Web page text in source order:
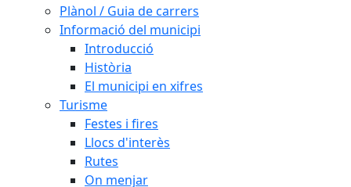
Plànol / Guia de carrers
Informació del municipi
Introducció
Història
El municipi en xifres
Turisme
Festes i fires
Llocs d'interès
Rutes
On menjar